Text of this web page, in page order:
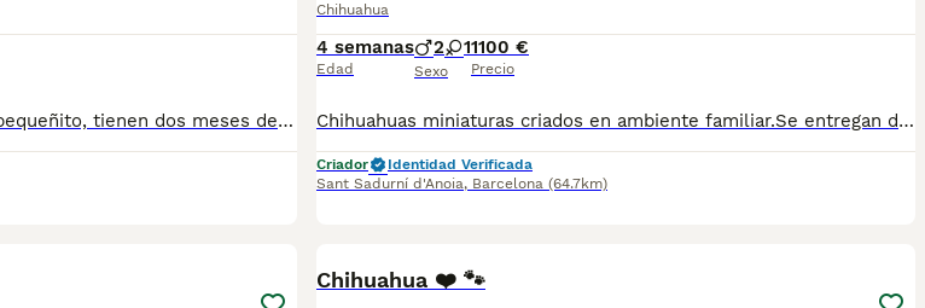
Chihuahuas preciosos de tamaño pequeñito, tienen dos meses de edad, varios colores disponibles a elegir, se entregan en las mejores condiciones, muy bien cuidados, revisados por nuestro veterinario, vacunados, desparasitados, con cartilla veterinaria, microchip y garantía sanitaria por escrito vírica y genética, se pueden venir a ver sin compromiso cualquier día de la semana. Núcleo Zoológico: T-2500116
Chihuahua
4 semanas
Edad
2 1
Sexo
1100 €
Precio
Chihuahuas miniaturas criados en ambiente familiar.Se entregan desparasitados vacunados,Para más información escribir o llamar al 682908382
Criador
Identidad Verificada
Sant Sadurní d'Anoia, Barcelona (64.7km)
Chihuahua ❤️ 🐾